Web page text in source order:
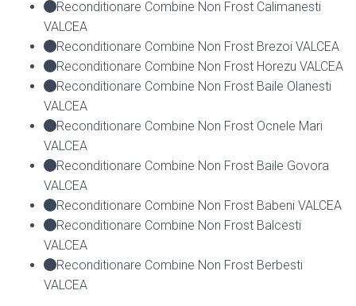
Reconditionare Combine Non Frost Calimanesti
VALCEA
Reconditionare Combine Non Frost Brezoi VALCEA
Reconditionare Combine Non Frost Horezu VALCEA
Reconditionare Combine Non Frost Baile Olanesti
VALCEA
Reconditionare Combine Non Frost Ocnele Mari
VALCEA
Reconditionare Combine Non Frost Baile Govora
VALCEA
Reconditionare Combine Non Frost Babeni VALCEA
Reconditionare Combine Non Frost Balcesti
VALCEA
Reconditionare Combine Non Frost Berbesti
VALCEA